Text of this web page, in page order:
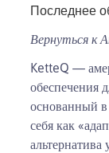
Последнее
Вернуться к
KetteQ —
обеспечения
основанный
себя как